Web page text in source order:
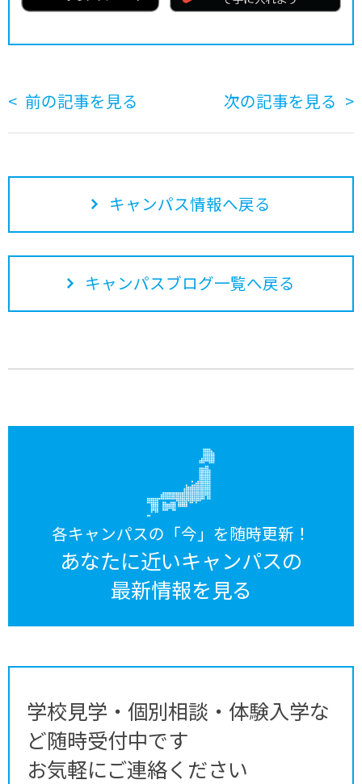
前の記事を見る 次の記事を見る
キャンパス情報へ戻る
キャンパスブログ一覧へ戻る
各キャンパスの「今」を随時更新！
あなたに近いキャンパスの
最新情報を見る
学校見学・個別相談・体験入学な
ど随時受付中です
お気軽にご連絡ください